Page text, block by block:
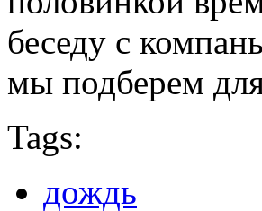
беседу с
мы подберем
Tags:
дождь